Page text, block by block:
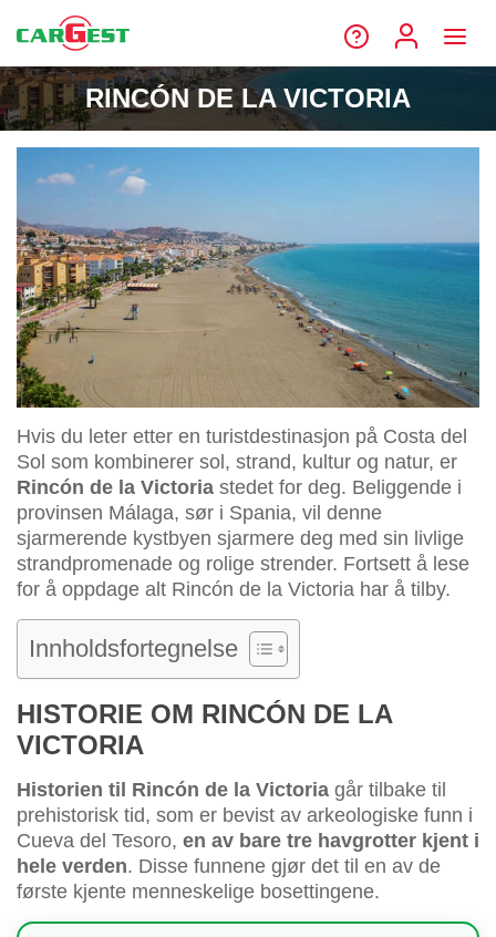
RINCÓN DE LA VICTORIA
Hvis du leter etter en turistdestinasjon på Costa del
Sol som kombinerer sol, strand, kultur og natur, er
Rincón de la Victoria stedet for deg. Beliggende i
provinsen Málaga, sør i Spania, vil denne
sjarmerende kystbyen sjarmere deg med sin livlige
strandpromenade og rolige strender. Fortsett å lese
for å oppdage alt Rincón de la Victoria har å tilby.
Innholdsfortegnelse
HISTORIE OM RINCÓN DE LA
VICTORIA
Historien til Rincón de la Victoria går tilbake til
prehistorisk tid, som er bevist av arkeologiske funn i
Cueva del Tesoro, en av bare tre havgrotter kjent i
hele verden. Disse funnene gjør det til en av de
første kjente menneskelige bosettingene.